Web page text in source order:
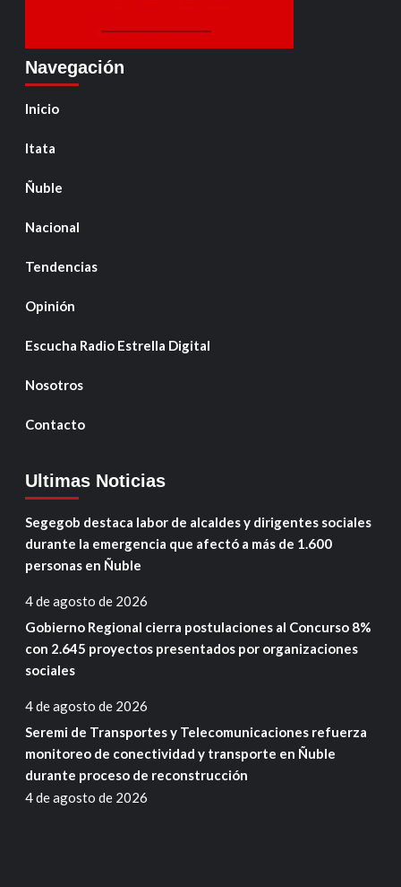
Navegación
Inicio
Itata
Ñuble
Nacional
Tendencias
Opinión
Escucha Radio Estrella Digital
Nosotros
Contacto
Ultimas Noticias
Segegob destaca labor de alcaldes y dirigentes sociales
durante la emergencia que afectó a más de 1.600
personas en Ñuble
4 de agosto de 2026
Gobierno Regional cierra postulaciones al Concurso 8%
con 2.645 proyectos presentados por organizaciones
sociales
4 de agosto de 2026
Seremi de Transportes y Telecomunicaciones refuerza
monitoreo de conectividad y transporte en Ñuble
durante proceso de reconstrucción
4 de agosto de 2026